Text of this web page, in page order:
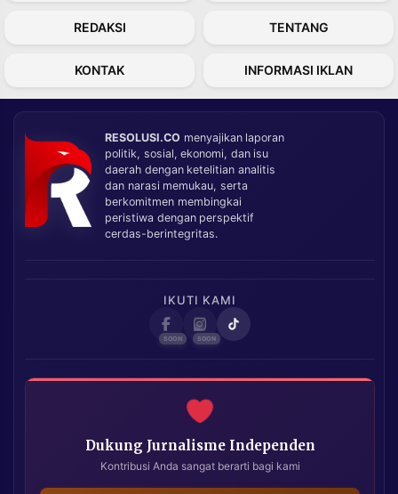
REDAKSI TENTANG
KONTAK INFORMASI IKLAN
RESOLUSI.CO menyajikan laporan
politik, sosial, ekonomi, dan isu
daerah dengan ketelitian analitis
dan narasi memukau, serta
berkomitmen membingkai
peristiwa dengan perspektif
cerdas-berintegritas.
IKUTI KAMI
Dukung Jurnalisme Independen
Kontribusi Anda sangat berarti bagi kami